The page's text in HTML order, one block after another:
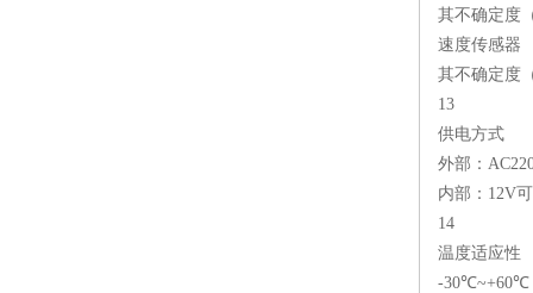
其不确定度
速度传感器
其不确定度
13
供电方式
外部：
内部：12V
14
温度适应性
-30℃~+60℃